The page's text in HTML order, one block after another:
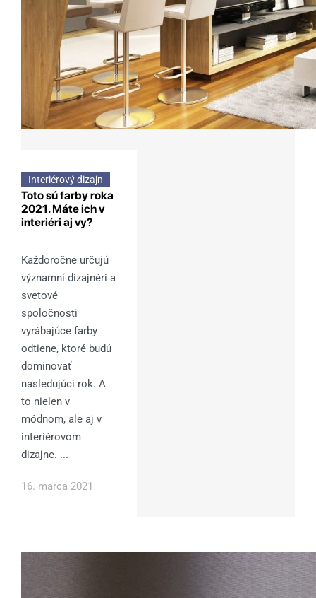
Interiérový dizajn
Toto sú farby roka
2021. Máte ich v
interiéri aj vy?
Každoročne určujú
významní dizajnéri a
svetové
spoločnosti
vyrábajúce farby
odtiene, ktoré budú
dominovať
nasledujúci rok. A
to nielen v
módnom, ale aj v
interiérovom
dizajne. ...
16. marca 2021